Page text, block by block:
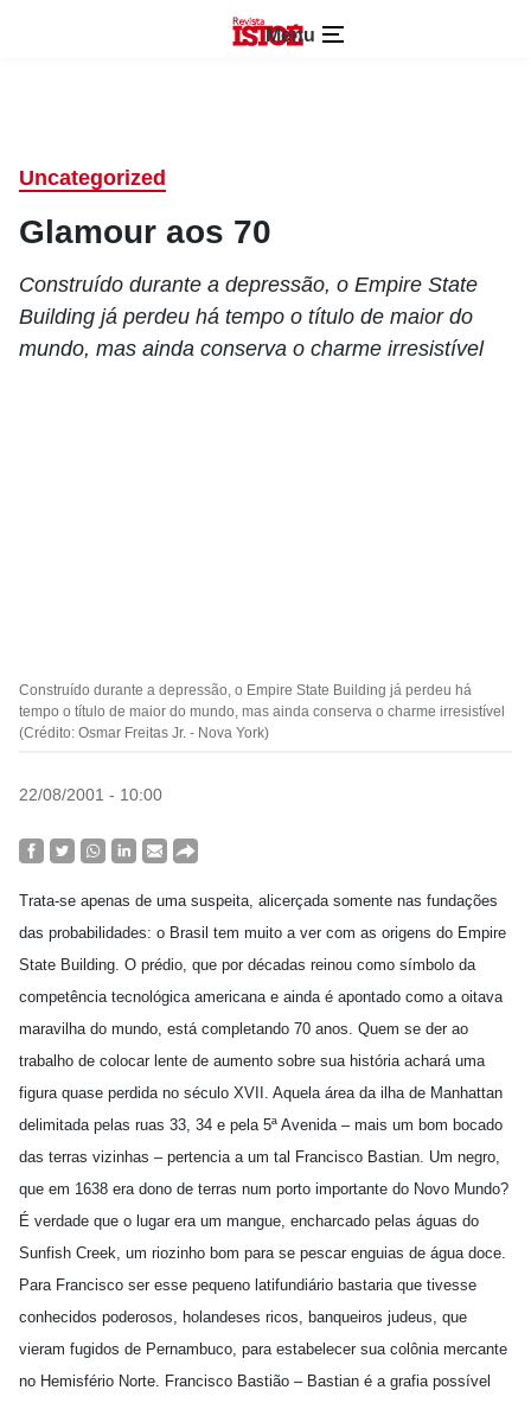
Menu
Uncategorized
Glamour aos 70
Construído durante a depressão, o Empire State
Building já perdeu há tempo o título de maior do
mundo, mas ainda conserva o charme irresistível
Construído durante a depressão, o Empire State Building já perdeu há
tempo o título de maior do mundo, mas ainda conserva o charme irresistível
(Crédito: Osmar Freitas Jr. - Nova York)
22/08/2001 - 10:00
Trata-se apenas de uma suspeita, alicerçada somente nas fundações
das probabilidades: o Brasil tem muito a ver com as origens do Empire
State Building. O prédio, que por décadas reinou como símbolo da
competência tecnológica americana e ainda é apontado como a oitava
maravilha do mundo, está completando 70 anos. Quem se der ao
trabalho de colocar lente de aumento sobre sua história achará uma
figura quase perdida no século XVII. Aquela área da ilha de Manhattan
delimitada pelas ruas 33, 34 e pela 5ª Avenida – mais um bom bocado
das terras vizinhas – pertencia a um tal Francisco Bastian. Um negro,
que em 1638 era dono de terras num porto importante do Novo Mundo?
É verdade que o lugar era um mangue, encharcado pelas águas do
Sunfish Creek, um riozinho bom para se pescar enguias de água doce.
Para Francisco ser esse pequeno latifundiário bastaria que tivesse
conhecidos poderosos, holandeses ricos, banqueiros judeus, que
vieram fugidos de Pernambuco, para estabelecer sua colônia mercante
no Hemisfério Norte. Francisco Bastião – Bastian é a grafia possível